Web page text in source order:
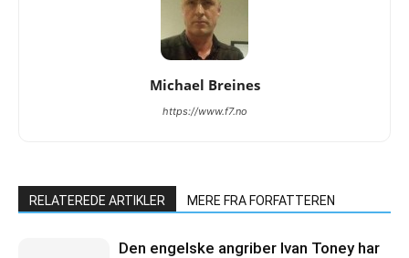
Michael Breines
https://www.f7.no
RELATEREDE ARTIKLER MERE FRA FORFATTEREN
Den engelske angriber Ivan Toney har